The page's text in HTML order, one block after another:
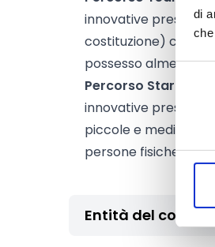
di
innovative
costituzione)
possesso almeno di
Percorso StartupLab:
innovative
piccole e medie
persone fisiche,
Entità del